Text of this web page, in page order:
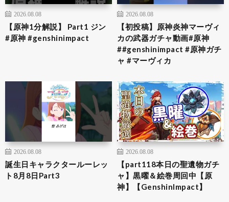
2026.08.08
【原神1分解説】 Part1 ジン
#原神 #genshinimpact
2026.08.08
【初投稿】原神炎神マーヴィ
カの武器ガチャ動画#原神
##genshinimpact #原神ガチ
ャ #マーヴィカ
2026.08.08
誕生日キャラクタールーレッ
ト8月8日Part3
2026.08.08
【part118本日の聖遺物ガチ
ャ】黒曜＆絵巻周回中【原
神】【GenshinImpact】